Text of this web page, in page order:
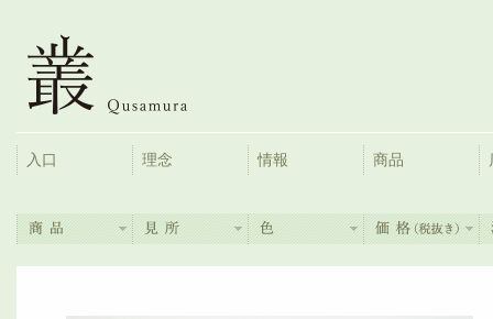
入口 理念 情報 商品